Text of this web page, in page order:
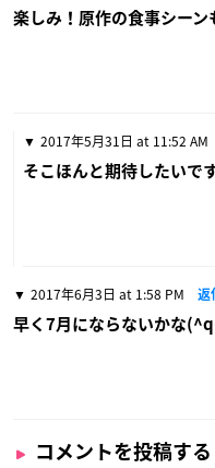
楽しみ！原作の食事シーン
2017年5月31日 at 11:52 AM
そこほんと期待したいで
2017年6月3日 at 1:58 PM 返
早く7月にならないかな
コメントを投稿する